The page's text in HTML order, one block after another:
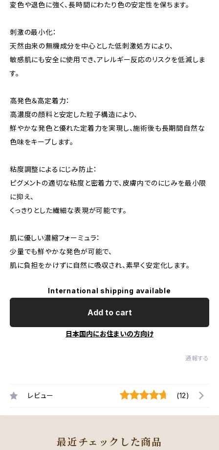
変色や退色に強く、長時間にわたり色の安定性を保ちます。
刺激の最小化：
天然由来の無機成分を中心とした低刺激処方により、
敏感肌にも安全に使用でき、アレルギー反応のリスクを低減しま
す。
高発色＆高定着力：
高濃度の顔料と安定した粒子構造により、
鮮やかな発色と優れた定着力を実現し、施術後も長期間自然な
色味をキープします。
粘度調整によるにじみ防止：
ピグメントの適切な粘度と密着力で、皮膚内でのにじみを最小限
に抑え、
くっきりとした繊細な表現が可能です。
肌に優しい濃縮フォーミュラ：
少量でも鮮やかな発色が可能で、
肌に負担をかけずに自然に吸収され、素早く安定化します。
International shipping available
Add to cart
日本国内にお住まいの方向け
通報する
レビュー (12)
最近チェックした商品